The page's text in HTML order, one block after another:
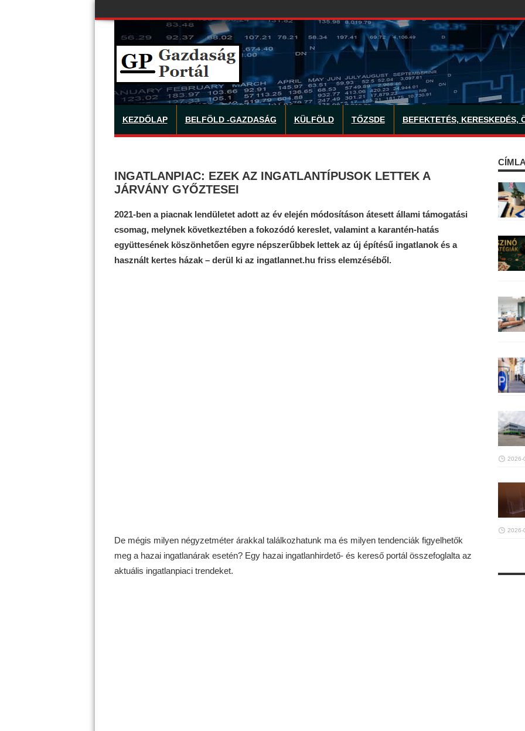
KEZDŐLAP BELFÖLD -GAZDASÁG KÜLFÖLD TŐZSDE BEFEKTETÉS, KERESKEDÉS,
INGATLANPIAC: EZEK AZ INGATLANTÍPUSOK LETTEK A
JÁRVÁNY GYŐZTESEI
2021-ben a piacnak lendületet adott az év elején módosításon átesett állami támogatási
csomag, melynek következtében a fokozódó kereslet, valamint a karantén-hatás
együttesének köszönhetően egyre népszerűbbek lettek az új építésű ingatlanok és a
használt kertes házak – derül ki az ingatlannet.hu friss elemzéséből.
De mégis milyen négyzetméter árakkal találkozhatunk ma és milyen tendenciák figyelhetők
meg a hazai ingatlanárak esetén? Egy hazai ingatlanhirdető- és kereső portál összefoglalta az
aktuális ingatlanpiaci trendeket.
2026-
2026-